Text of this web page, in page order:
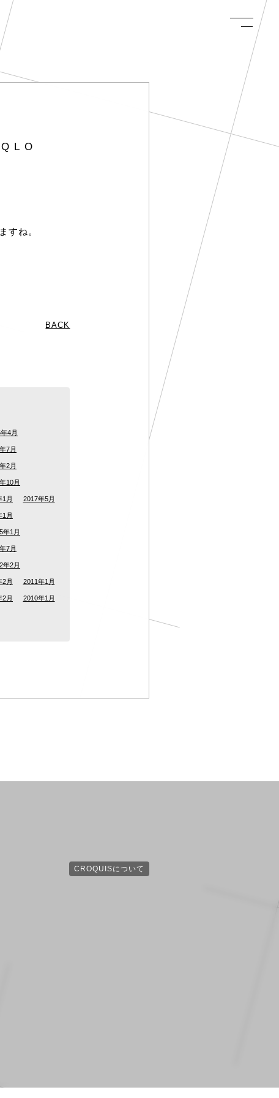
すね。
BACK
4月
7月
2月
10月
1月 2017年5月
1月
年1月
7月
年2月
2月 2011年1月
2月 2010年1月
CROQUISについて